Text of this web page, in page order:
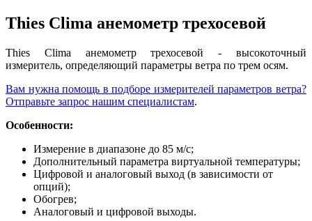
Thies Clima анемометр трехосевой
Thies Clima анемометр трехосевой - высокоточный
измеритель, определяющий параметры ветра по трем осям.
Вам нужна помощь в подборе измерителей параметров ветра?
Отправьте запрос нашим специалистам.
Особенности:
Измерение в диапазоне до 85 м/с;
Дополнительный параметра виртуальной температуры;
Цифровой и аналоговый выход (в зависимости от
опций);
Обогрев;
Аналоговый и цифровой выходы.